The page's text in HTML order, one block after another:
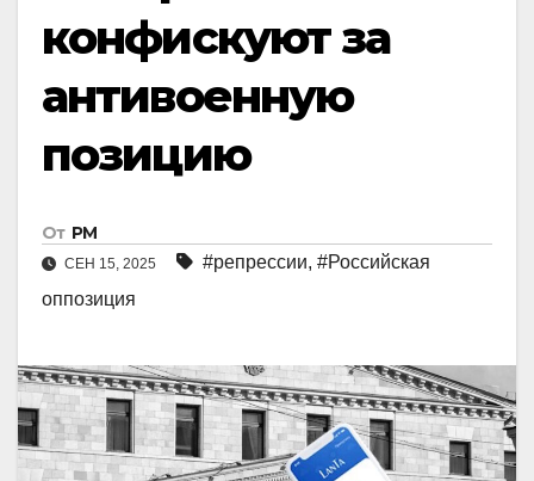
конфискуют за
антивоенную
позицию
От РМ
СЕН 15, 2025 #репрессии, #Российская
оппозиция